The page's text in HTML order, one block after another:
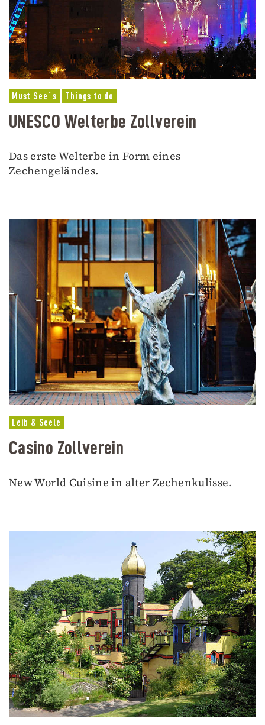
Must See´s Things to do
UNESCO Welterbe Zollverein
Das erste Welterbe in Form eines
Zechengeländes.
Leib & Seele
Casino Zollverein
New World Cuisine in alter Zechenkulisse.